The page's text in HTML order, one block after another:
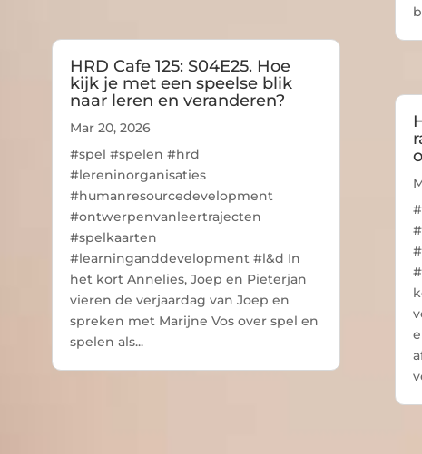
HRD Cafe 125: S04E25. Hoe
kijk je met een speelse blik
naar leren en veranderen?
Mar 20, 2026
#spel #spelen #hrd
#lereninorganisaties
#humanresourcedevelopment
#ontwerpenvanleertrajecten
#spelkaarten
#learninganddevelopment #l&d In
het kort Annelies, Joep en Pieterjan
vieren de verjaardag van Joep en
spreken met Marijne Vos over spel en
spelen als...